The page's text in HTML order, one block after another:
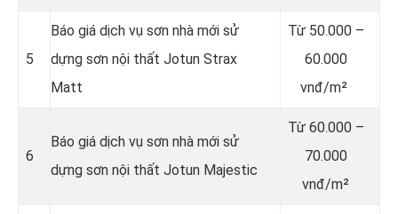
5
Báo giá dịch vụ sơn nhà mới sử
dựng sơn nội thất Jotun Strax
Matt
Từ 50.000 –
60.000
vnđ/m²
6
Báo giá dịch vụ sơn nhà mới sử
dựng sơn nội thất Jotun Majestic
Từ 60.000 –
70.000
vnđ/m²